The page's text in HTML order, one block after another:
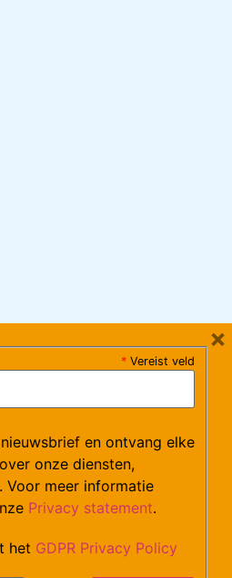
08:30-17:15 uur / vrijdag
* Vereist veld
en ontvang elke
onze diensten,
Voor meer informatie
Privacy statement.
het GDPR Privacy Policy
×